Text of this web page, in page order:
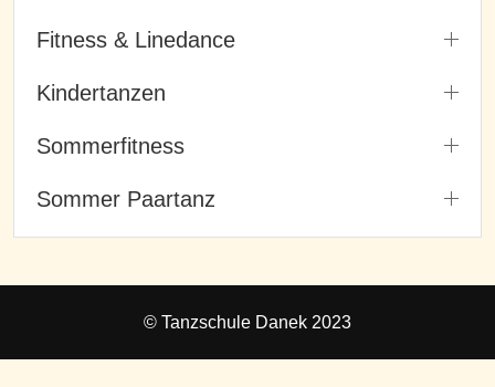
Fitness & Linedance
Kindertanzen
Sommerfitness
Sommer Paartanz
© Tanzschule Danek 2023